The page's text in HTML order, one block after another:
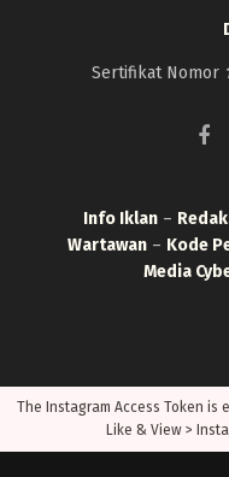
Sertifikat Nomor
Info Iklan –
Wartawan – Kode
Media
The Instagram Access Token is
Like & View >